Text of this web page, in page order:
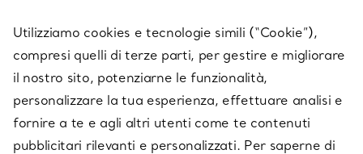
SU TIFFANY & CO.
LEGALE
Utilizziamo cookies e tecnologie simili (“Cookie”),
compresi quelli di terze parti, per gestire e migliorare
il nostro sito, potenziarne le funzionalità,
personalizzare la tua esperienza, effettuare analisi e
fornire a te e agli altri utenti come te contenuti
pubblicitari rilevanti e personalizzati. Per saperne di